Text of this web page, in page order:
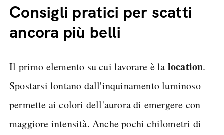
Consigli pratici per scatti
ancora più belli
Il primo elemento su cui lavorare è la location.
Spostarsi lontano dall'inquinamento luminoso
permette ai colori dell'aurora di emergere con
maggiore intensità. Anche pochi chilometri di